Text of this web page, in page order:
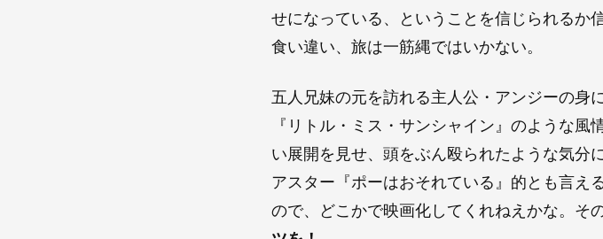
せになっている、ということを信じられるか
食い違い、旅は一筋縄ではいかない。
五人兄妹の元を訪れる主人公・アンジーの身
『リトル・ミス・サンシャイン』のような
い展開を見せ、頭をぶん殴られたような気分
アスター『ポーはおそれている』的とも言え
ので、どこかで映画化してくれねえかな。そ